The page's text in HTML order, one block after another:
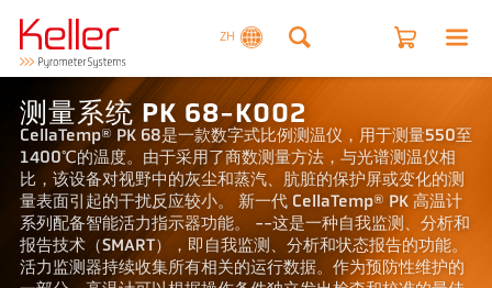
ZH
测量系统 PK 68-K002
CellaTemp® PK 68是一款数字式比例测温仪，用于测量550至
1400℃的温度。由于采用了商数测量方法，与光谱测温仪相
比，该设备对视野中的灰尘和蒸汽、肮脏的保护屏或变化的测
量表面引起的干扰反应较小。 新一代 CellaTemp® PK 高温计
系列配备智能活力指示器功能。 --这是一种自我监测、分析和
报告技术（SMART），即自我监测、分析和状态报告的功能。
活力监测器持续收集所有相关的运行数据。作为预防性维护的